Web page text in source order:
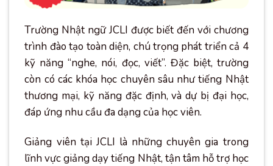
Trường Nhật ngữ JCLI được biết đến với chương
trình đào tạo toàn diện, chú trọng phát triển cả 4
kỹ năng “nghe, nói, đọc, viết”. Đặc biệt, trường
còn có các khóa học chuyên sâu như tiếng Nhật
thương mại, kỹ năng đặc định, và dự bị đại học,
đáp ứng nhu cầu đa dạng của học viên.
Giảng viên tại JCLI là những chuyên gia trong
lĩnh vực giảng dạy tiếng Nhật, tận tâm hỗ trợ học